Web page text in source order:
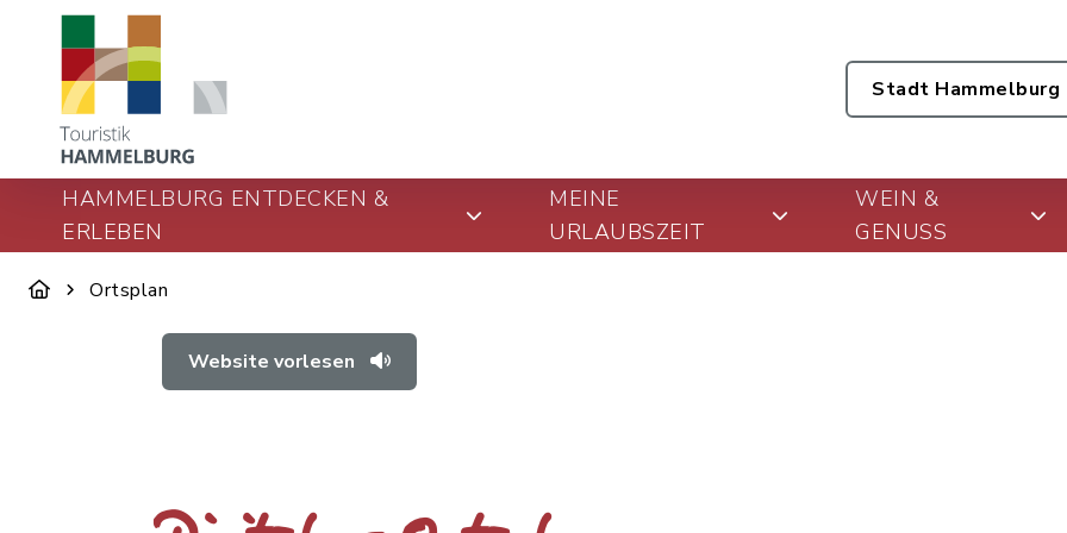
Stadt Hammelburg
HAMMELBURG ENTDECKEN &
ERLEBEN
MEINE
URLAUBSZEIT
WEIN &
GENUSS
Ortsplan
Website vorlesen